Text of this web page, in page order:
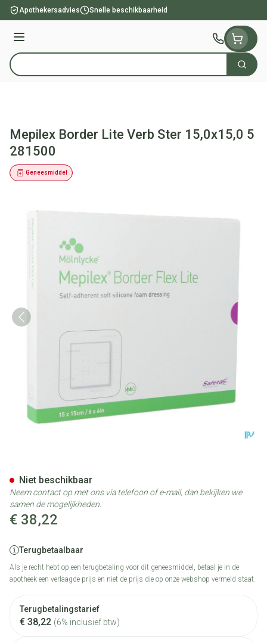
Ga naar de inhoud
Apothekersadvies Snelle beschikbaarheid
Menu
Product, merk, categorie... Zoek
Mepilex Border Lite Verb Ster 15,0x15,0 5
281500
Geneesmiddel
€ 38,22
Terugbetaalbaar
Als je recht hebt op een terugbetaling voor dit geneesmiddel, betaal je in de
apotheek een verlaagde prijs en niet de prijs die op onze webshop vermeld staat.
Terugbetalingstarief
€ 38,22 (6% inclusief btw)
Niet beschikbaar
Neem contact op met ons via telefoon of e-mail, dan bekijken we
samen de mogelijkheden.